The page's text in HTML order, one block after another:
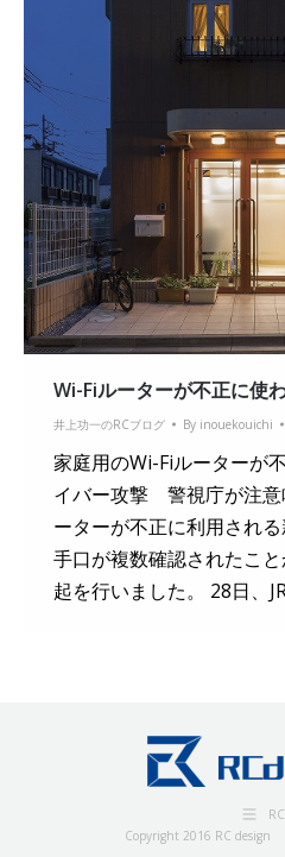
Wi-Fiルーターが不正に使
井上功一のRCブログ By inouekouichi
家庭用のWi-Fiルーターが
イバー攻撃 警視庁が注意
ーターが不正に利用され
手口が複数確認されたこ
起を行いました。 28日、
Copyright 2016 RC design